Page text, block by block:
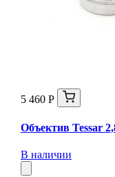
5 460 Р
Объектив Tessar
В наличии